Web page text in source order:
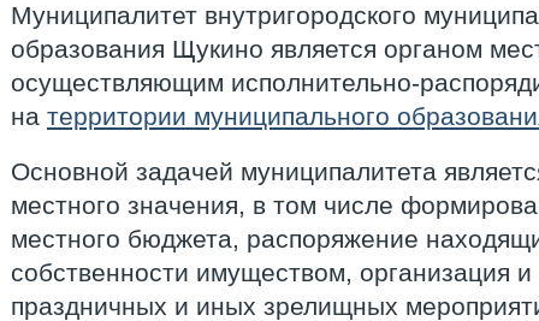
Муниципалитет внутригородского
образования Щукино является органом
осуществляющим исполнительно-
на территории муниципального
Основной задачей муниципалитета
местного значения, в том числе
местного бюджета, распоряжение
собственности имуществом, организация
праздничных и иных зрелищных